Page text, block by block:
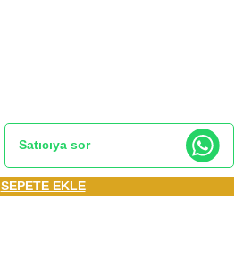
Satıcıya sor
SEPETE EKLE